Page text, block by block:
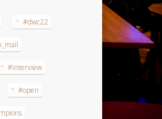
#dwc22
#interview
#open